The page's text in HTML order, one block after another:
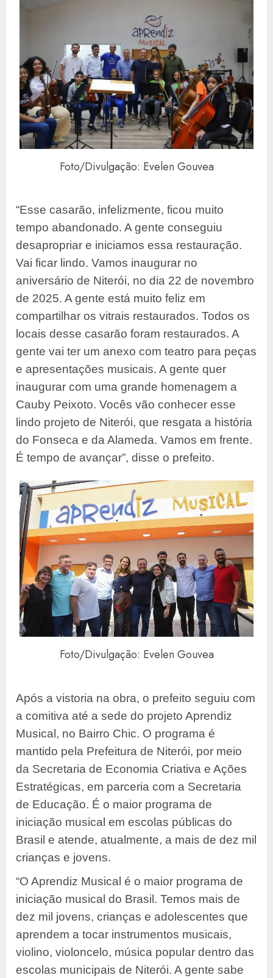
Foto/Divulgação: Evelen Gouvea
“Esse casarão, infelizmente, ficou muito
tempo abandonado. A gente conseguiu
desapropriar e iniciamos essa restauração.
Vai ficar lindo. Vamos inaugurar no
aniversário de Niterói, no dia 22 de novembro
de 2025. A gente está muito feliz em
compartilhar os vitrais restaurados. Todos os
locais desse casarão foram restaurados. A
gente vai ter um anexo com teatro para peças
e apresentações musicais. A gente quer
inaugurar com uma grande homenagem a
Cauby Peixoto. Vocês vão conhecer esse
lindo projeto de Niterói, que resgata a história
do Fonseca e da Alameda. Vamos em frente.
É tempo de avançar”, disse o prefeito.
Foto/Divulgação: Evelen Gouvea
Após a vistoria na obra, o prefeito seguiu com
a comitiva até a sede do projeto Aprendiz
Musical, no Bairro Chic. O programa é
mantido pela Prefeitura de Niterói, por meio
da Secretaria de Economia Criativa e Ações
Estratégicas, em parceria com a Secretaria
de Educação. É o maior programa de
iniciação musical em escolas públicas do
Brasil e atende, atualmente, a mais de dez mil
crianças e jovens.
“O Aprendiz Musical é o maior programa de
iniciação musical do Brasil. Temos mais de
dez mil jovens, crianças e adolescentes que
aprendem a tocar instrumentos musicais,
violino, violoncelo, música popular dentro das
escolas municipais de Niterói. A gente sabe